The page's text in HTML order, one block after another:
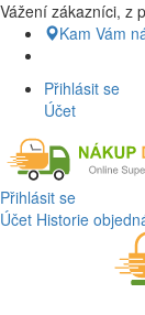
Vážení zákazníci, z
Kam Vám
Přihlásit se
Účet
Přihlásit se
Účet Historie